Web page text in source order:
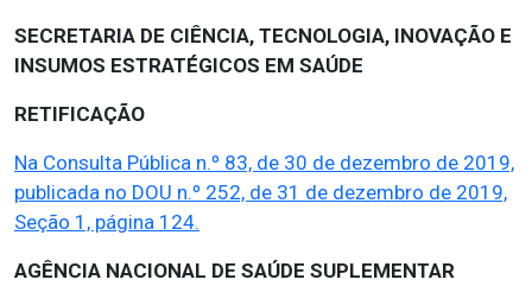
SECRETARIA DE CIÊNCIA, TECNOLOGIA, INOVAÇÃO E
INSUMOS ESTRATÉGICOS EM SAÚDE
RETIFICAÇÃO
Na Consulta Pública n.º 83, de 30 de dezembro de 2019,
publicada no DOU n.º 252, de 31 de dezembro de 2019,
Seção 1, página 124.
AGÊNCIA NACIONAL DE SAÚDE SUPLEMENTAR